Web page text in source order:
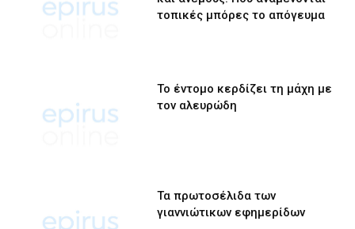
τοπικές μπόρες το απόγευμα
Το έντομο κερδίζει τη μάχη με
τον αλευρώδη
Τα πρωτοσέλιδα των
γιαννιώτικων εφημερίδων